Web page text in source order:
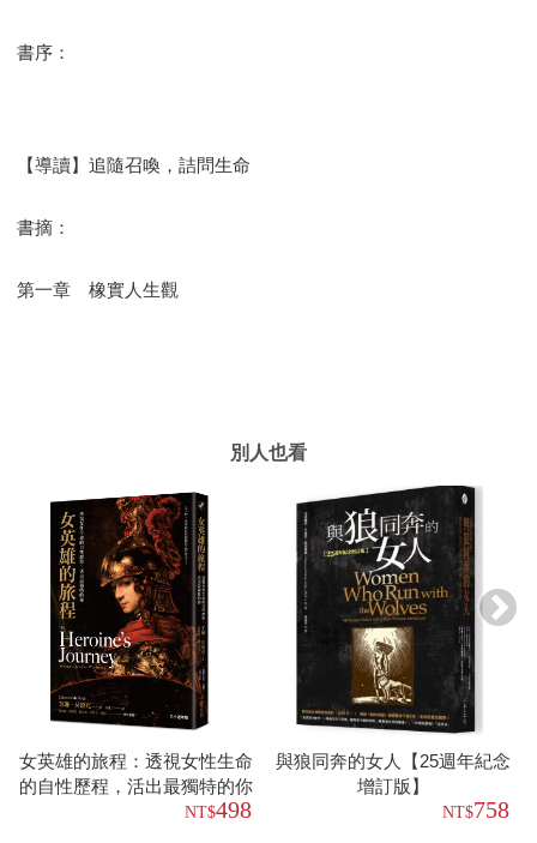
書序：
【導讀】追隨召喚，詰問生命
書摘：
第一章 橡實人生觀
別人也看
女英雄的旅程：透視女性生命
的自性歷程，活出最獨特的你
【30週年版】
498
與狼同奔的女人【25週年紀念
增訂版】
758